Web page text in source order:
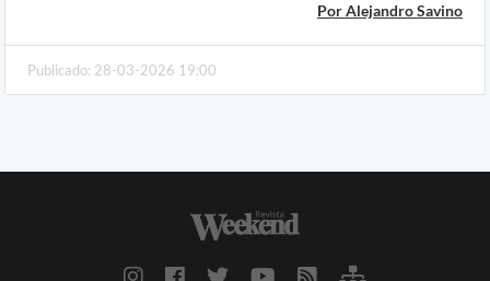
Por Alejandro Savino
Publicado: 28-03-2026 19:00